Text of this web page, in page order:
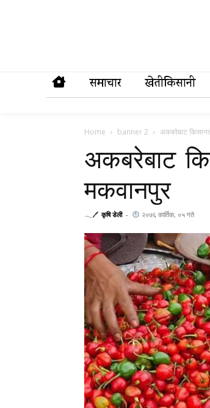
समाचार खेतीकिसानी
Home banner 2 अकबरेबाट
अकबरेबाट
मकवानपुर
𓂃🖊 कृषि डेली - २०७६ कार्तिक, ०५ गते